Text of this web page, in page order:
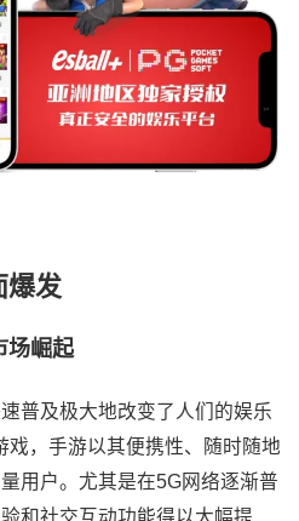
爆发
场崛起
普及极大地改变了人们的娱乐
戏，手游以其便携性、随时随地
用户。尤其是在5G网络逐渐普
和社交互动功能得以大幅提